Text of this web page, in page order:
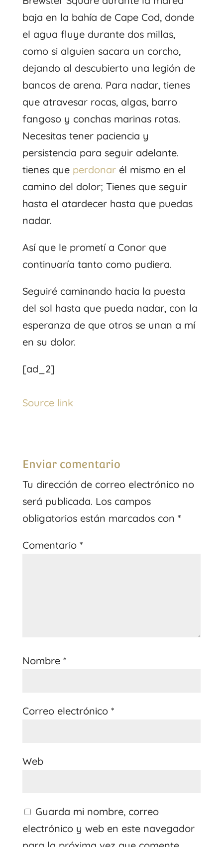
baja en la bahía de Cape Cod, donde
el agua fluye durante dos millas,
como si alguien sacara un corcho,
dejando al descubierto una legión de
bancos de arena. Para nadar, tienes
que atravesar rocas, algas, barro
fangoso y conchas marinas rotas.
Necesitas tener paciencia y
persistencia para seguir adelante.
tienes que perdonarél mismo en el
camino del dolor; Tienes que seguir
hasta el atardecer hasta que puedas
nadar.
Así que le prometí a Conor que
continuaría tanto como pudiera.
Seguiré caminando hacia la puesta
del sol hasta que pueda nadar, con la
esperanza de que otros se unan a mí
en su dolor.
[ad_2]
Source link
Enviar comentario
Tu dirección de correo electrónico no
será publicada. Los campos
obligatorios están marcados con *
Comentario *
Nombre *
Correo electrónico *
Web
Guarda mi nombre, correo
electrónico y web en este navegador